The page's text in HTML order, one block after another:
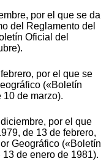
por el que se da
del Reglamento del
Oficial del
por el que se
(«Boletín
de marzo).
por el que
de 13 de febrero,
Geográfico («Boletín
de enero de 1981).